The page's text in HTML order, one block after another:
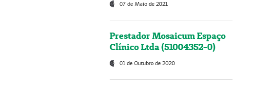
07 de Maio de 2021
Prestador Mosaicum Espaço
Clínico Ltda (51004352-0)
01 de Outubro de 2020